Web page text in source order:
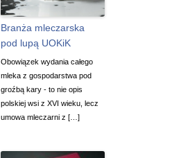
Branża mleczarska
pod lupą UOKiK
Obowiązek wydania całego
mleka z gospodarstwa pod
groźbą kary - to nie opis
polskiej wsi z XVI wieku, lecz
umowa mleczarni z […]